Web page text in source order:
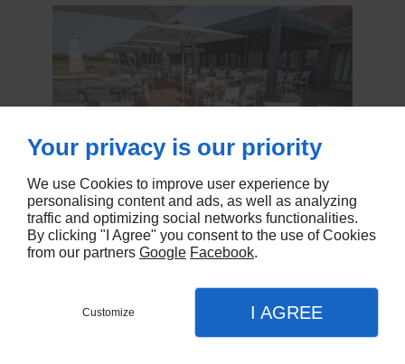
Nous espérons que cette philosophie vous aura
séduit et vous souhaitons un bon appétit !
L'équipe de la Maison Bleue
CARTE
Your privacy is our priority
We use Cookies to improve user experience by
personalising content and ads, as well as analyzing
traffic and optimizing social networks functionalities.
By clicking "I Agree" you consent to the use of Cookies
from our partners Google Facebook.
Customize I AGREE